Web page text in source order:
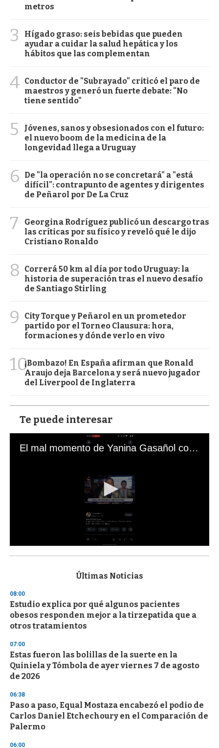
metros
3
Hígado graso: seis bebidas que pueden
ayudar a cuidar la salud hepática y los
hábitos que las complementan
4 Conductor de "Subrayado" criticó el paro de
maestros y generó un fuerte debate: "No
tiene sentido"
5
Jóvenes, sanos y obsesionados con el futuro:
el nuevo boom de la medicina de la
longevidad llega a Uruguay
6
De "la operación no se concretará" a "está
difícil": contrapunto de agentes y dirigentes
de Peñarol por De La Cruz
7
Georgina Rodríguez publicó un descargo tras
las críticas por su físico y reveló qué le dijo
Cristiano Ronaldo
8
Correrá 50 km al día por todo Uruguay: la
historia de superación tras el nuevo desafío
de Santiago Stirling
9
City Torque y Peñarol en un prometedor
partido por el Torneo Clausura: hora,
formaciones y dónde verlo en vivo
10¡Bombazo! En España afirman que Ronald
Araujo deja Barcelona y será nuevo jugador
del Liverpool de Inglaterra
Te puede interesar
El mal momento de Yanina Gasañol con un hincha argentino en "Subrayado"
s
d
s
o
f
3
s
e
c
o
n
Últimas Noticias
08:00
Estudio explica por qué algunos pacientes
obesos responden mejor a la tirzepatida que a
otros tratamientos
07:00
Estas fueron las bolillas de la suerte en la
Quiniela y Tómbola de ayer viernes 7 de agosto
de 2026
06:38
Paso a paso, Equal Mostaza encabezó el podio de
Carlos Daniel Etchechoury en el Comparación de
Palermo
06:00